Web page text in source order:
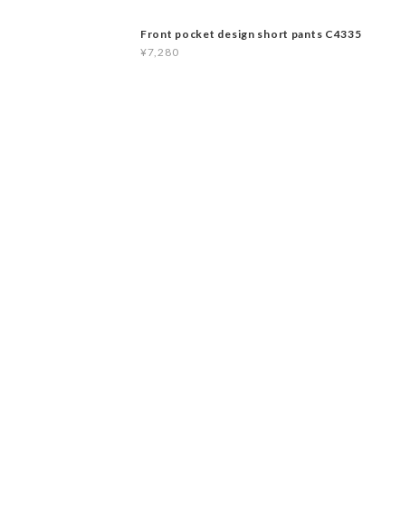
Front pocket design short pants C4335
¥7,280